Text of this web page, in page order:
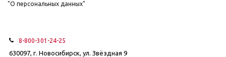
"О персональных данных"
8-800-301-24-25
630097, г. Новосибирск, ул. Звёздная 9